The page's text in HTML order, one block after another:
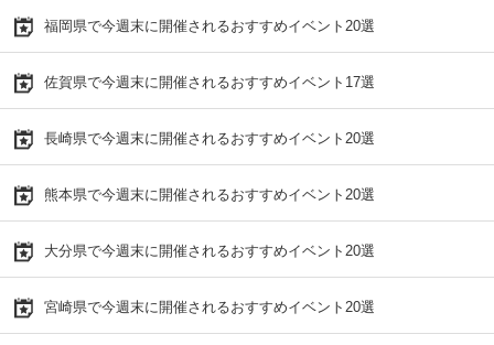
福岡県で今週末に開催されるおすすめイベント20選
佐賀県で今週末に開催されるおすすめイベント17選
長崎県で今週末に開催されるおすすめイベント20選
熊本県で今週末に開催されるおすすめイベント20選
大分県で今週末に開催されるおすすめイベント20選
宮崎県で今週末に開催されるおすすめイベント20選